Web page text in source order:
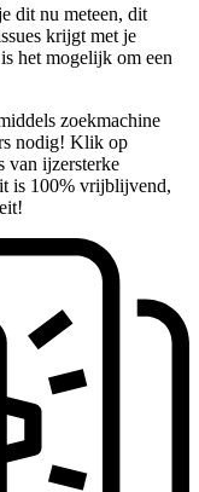
dit nu meteen, dit
krijgt met je
het mogelijk om een
zoekmachine
nodig! Klik op
van ijzersterke
is 100% vrijblijvend,